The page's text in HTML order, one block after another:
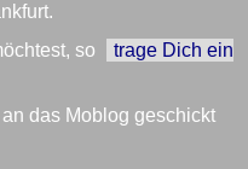
so
trage Dich ein
das Moblog geschickt